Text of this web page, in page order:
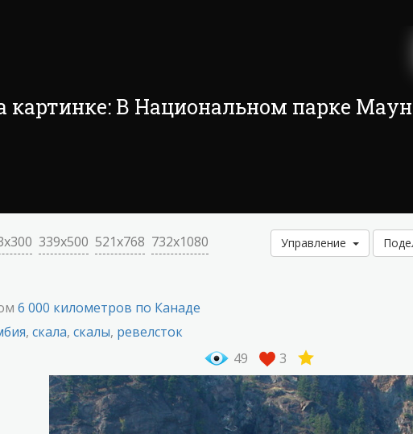
картинке: В Национальном парке
339x500 521x768 732x1080
Управление
6 000 километров по Канаде
, скала, скалы, ревелсток
49
3